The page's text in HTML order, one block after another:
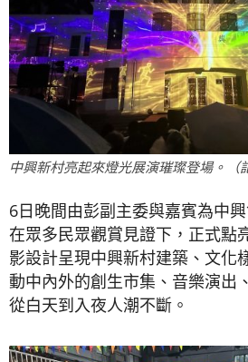
中興新村亮起來燈光展演璀璨登場。（
6日晚間由彭副主委與嘉賓為中
在眾多民眾觀賞見證下，正式點
影設計呈現中興新村建築、文化
動中內外的創生市集、音樂演出
從白天到入夜人潮不斷。